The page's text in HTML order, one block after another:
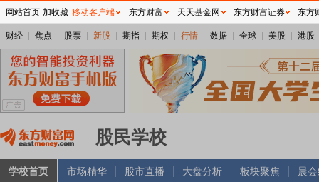
财经 焦点 股票 新股 期指 期权 行情 数据 全球 美股 港股
股民学校
学校首页 市场精华 股市直播 大盘分析 板块聚焦 晨
网站首页 加收藏 移动客户端 东方财富 天天基金网 东方财富证券 东方